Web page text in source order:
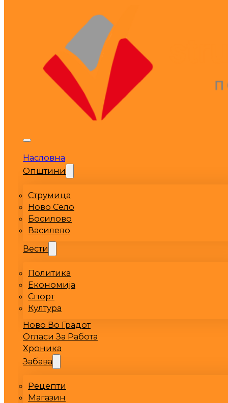
Насловна
Општини
Струмица
Ново Село
Босилово
Василево
Вести
Политика
Економија
Спорт
Култура
Ново Во Градот
Огласи За Работа
Хроника
Забава
Рецепти
Магазин